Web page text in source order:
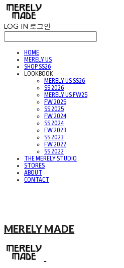
LOG IN 로그인
HOME
MERELY US
SHOP SS26
LOOKBOOK
MERELY US SS26
SS 2026
MERELY US FW25
FW 2025
SS 2025
FW 2024
SS 2024
FW 2023
SS 2023
FW 2022
SS 2022
THE MERELY STUDIO
STORES
ABOUT
CONTACT
MERELY MADE